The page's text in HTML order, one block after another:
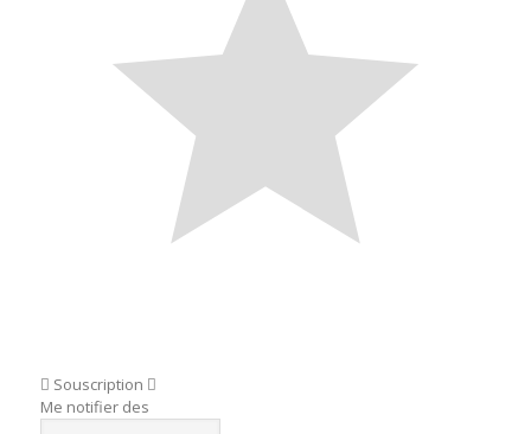
Souscription
Me notifier des